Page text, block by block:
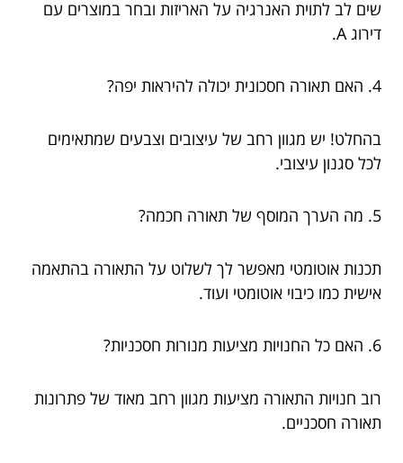
שים לב לתוית האנרגיה על האריזות ובחר במוצרים עם
דירוג A.
4. האם תאורה חסכונית יכולה להיראות יפה?
בהחלט! יש מגוון רחב של עיצובים וצבעים שמתאימים
לכל סגנון עיצובי.
5. מה הערך המוסף של תאורה חכמה?
תכנות אוטומטי מאפשר לך לשלוט על התאורה בהתאמה
אישית כמו כיבוי אוטומטי ועוד.
6. האם כל החנויות מציעות מנורות חסכניות?
רוב חנויות התאורה מציעות מגוון רחב מאוד של פתרונות
תאורה חסכניים.